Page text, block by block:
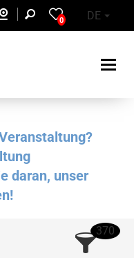
0 DE
daran, unser
370